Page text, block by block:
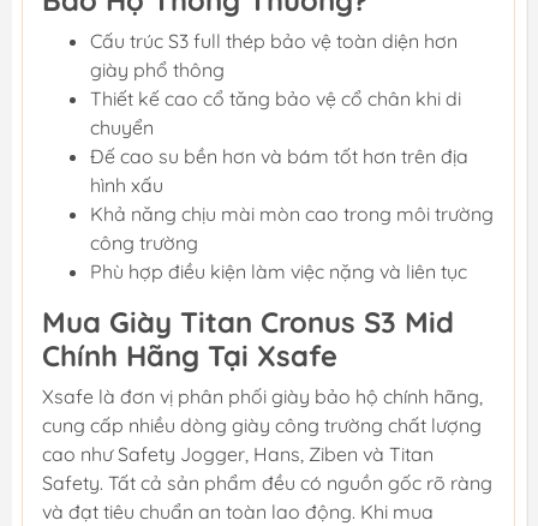
Cấu trúc S3 full thép bảo vệ toàn diện hơn
giày phổ thông
Thiết kế cao cổ tăng bảo vệ cổ chân khi di
chuyển
Đế cao su bền hơn và bám tốt hơn trên địa
hình xấu
Khả năng chịu mài mòn cao trong môi trường
công trường
Phù hợp điều kiện làm việc nặng và liên tục
Mua Giày Titan Cronus S3 Mid
Chính Hãng Tại Xsafe
Xsafe là đơn vị phân phối giày bảo hộ chính hãng,
cung cấp nhiều dòng giày công trường chất lượng
cao như Safety Jogger, Hans, Ziben và Titan
Safety. Tất cả sản phẩm đều có nguồn gốc rõ ràng
và đạt tiêu chuẩn an toàn lao động. Khi mua